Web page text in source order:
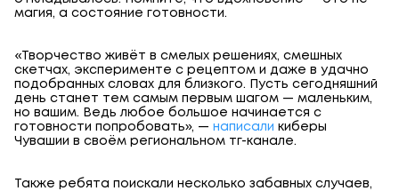
магия, а состояние готовности.
«Творчество живёт в смелых решениях, смешных
скетчах, эксперименте с рецептом и даже в удачно
подобранных словах для близкого. Пусть сегодняшний
день станет тем самым первым шагом — маленьким,
но вашим. Ведь любое большое начинается с
готовности попробовать», — написали киберы
Чувашии в своём региональном тг-канале.
Также ребята поискали несколько забавных случаев,